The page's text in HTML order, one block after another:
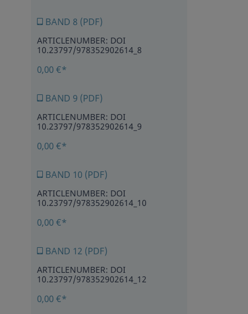
BAND 8 (PDF)
ARTICLENUMBER: DOI
10.23797/978352902614_8
0,00 €*
BAND 9 (PDF)
ARTICLENUMBER: DOI
10.23797/978352902614_9
0,00 €*
BAND 10 (PDF)
ARTICLENUMBER: DOI
10.23797/978352902614_10
0,00 €*
BAND 12 (PDF)
ARTICLENUMBER: DOI
10.23797/978352902614_12
0,00 €*